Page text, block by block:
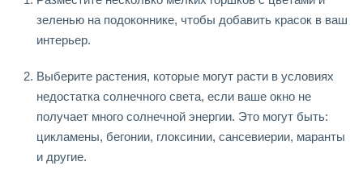
зеленью на подоконнике, чтобы добавить красок в ваш
интерьер.
Выберите растения, которые могут расти в условиях
недостатка солнечного света, если ваше окно не
получает много солнечной энергии. Это могут быть:
цикламены, бегонии, глоксинии, сансевиерии, маранты
и другие.